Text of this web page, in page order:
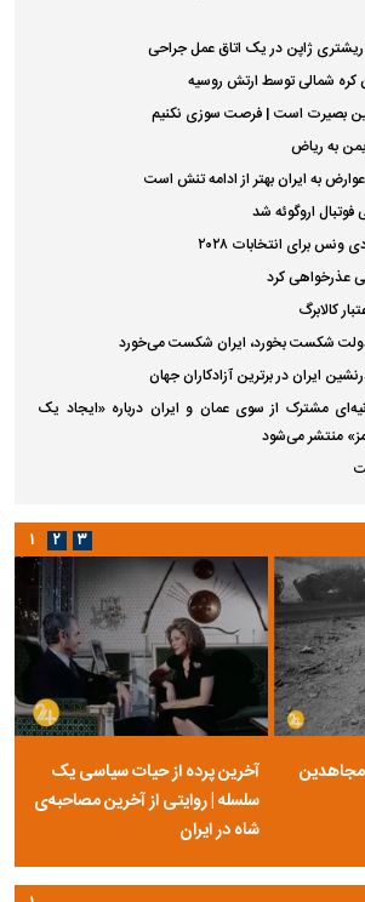
کره شمالی توسط ارتش روسیه
بصیرت است | فرصت سوزی نکنیم
به ریاض
به ایران بهتر از ادامه تنش است
فوتبال اروگوئه شد
برای انتخابات ۲۰۲۸
عذرخواهی کرد
کالابرگ
شکست بخورد، ایران شکست می‌خورد
ایران در برترین آزادکاران جهان
مشترک از سوی عمان و ایران درباره «ایجاد یک
منتشر می‌شود
مجاهدین
آخرین پرده از حیات سیاسی یک
سلسله | روایتی از آخرین مصاحبه‌ی
شاه در ایران
۱ ۲ ۳